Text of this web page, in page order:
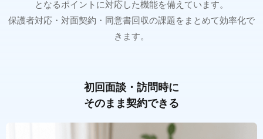
となるポイントに対応した機能を備えています。
保護者対応・対面契約・同意書回収の課題をまとめて効率化で
きます。
初回面談・訪問時に
そのまま契約できる